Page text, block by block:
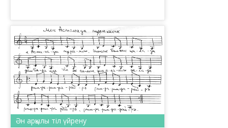
Орта Азия немесе Түркітану...
Ән арқылы тіл үйрену